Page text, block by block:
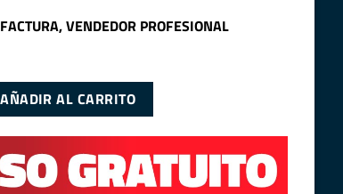
VENDEDOR PROFESIONAL
SSD 256GB 2.5″ SATA 6GB/S cantidad
AÑADIR AL CARRITO